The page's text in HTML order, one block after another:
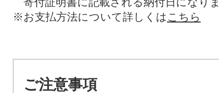
※お支払方法について詳しくは こちら
ご注意事項